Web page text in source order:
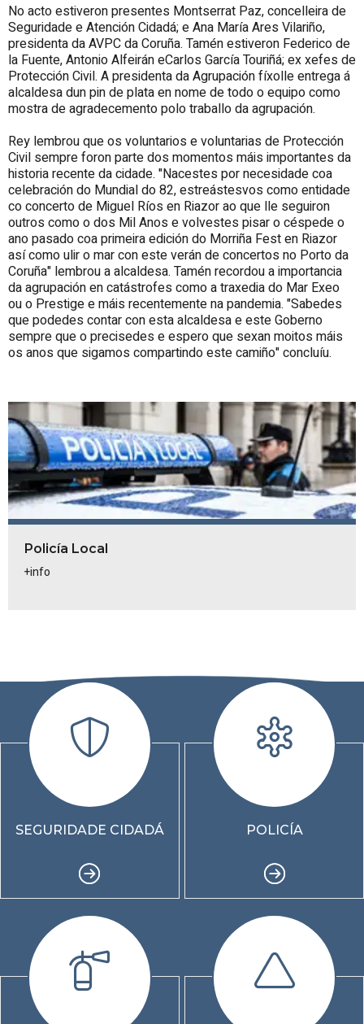
No acto estiveron presentes Montserrat Paz, concelleira de
Seguridade e Atención Cidadá; e Ana María Ares Vilariño,
presidenta da AVPC da Coruña. Tamén estiveron Federico de
la Fuente, Antonio Alfeirán eCarlos García Touriñá; ex xefes de
Protección Civil. A presidenta da Agrupación fíxolle entrega á
alcaldesa dun pin de plata en nome de todo o equipo como
mostra de agradecemento polo traballo da agrupación.
Rey lembrou que os voluntarios e voluntarias de Protección
Civil sempre foron parte dos momentos máis importantes da
historia recente da cidade. "Nacestes por necesidade coa
celebración do Mundial do 82, estreástesvos como entidade
co concerto de Miguel Ríos en Riazor ao que lle seguiron
outros como o dos Mil Anos e volvestes pisar o céspede o
ano pasado coa primeira edición do Morriña Fest en Riazor
así como ulir o mar con este verán de concertos no Porto da
Coruña" lembrou a alcaldesa. Tamén recordou a importancia
da agrupación en catástrofes como a traxedia do Mar Exeo
ou o Prestige e máis recentemente na pandemia. "Sabedes
que podedes contar con esta alcaldesa e este Goberno
sempre que o precisedes e espero que sexan moitos máis
os anos que sigamos compartindo este camiño" concluíu.
Policía Local
+info
SEGURIDADE CIDADÁ POLICÍA